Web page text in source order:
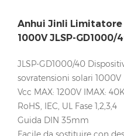
Anhui Jinli Limitatore
1000V JLSP-GD1000/
JLSP-GD1000/40
sovratensioni solari 1000V
Vcc MAX: 1200V IMAX:
RoHS, IEC, UL Fase 1,2,3,4
Guida DIN 35mm